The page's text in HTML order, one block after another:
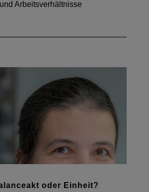
Arbeitsverhältnisse
oder Einheit?